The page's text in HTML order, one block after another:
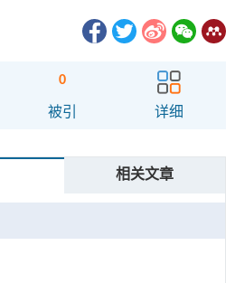
0
被引 详细
相关文章